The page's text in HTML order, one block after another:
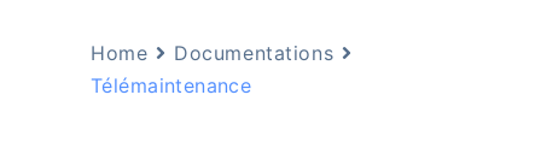
Home
Documentations
Télémaintenance